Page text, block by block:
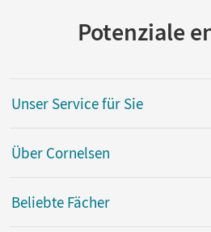
Potenziale
Unser Service für Sie
Über Cornelsen
Beliebte Fächer